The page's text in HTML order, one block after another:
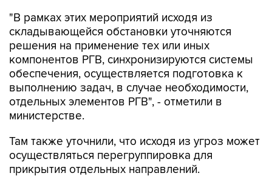
"В рамках этих мероприятий исходя из
складывающейся обстановки уточняются
решения на применение тех или иных
компонентов РГВ, синхронизируются системы
обеспечения, осуществляется подготовка к
выполнению задач, в случае необходимости,
отдельных элементов РГВ", - отметили в
министерстве.
Там также уточнили, что исходя из угроз может
осуществляться перегруппировка для
прикрытия отдельных направлений.